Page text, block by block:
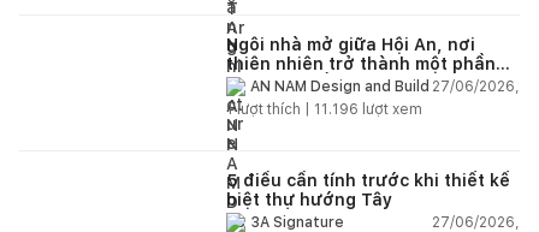
Ngôi nhà mở giữa Hội An, nơi
thiên nhiên trở thành một phần
của cuộc sống
AN NAM Design and Build 27/06/2026,
1lượt thích | 11.196 lượt xem
5 điều cần tính trước khi thiết kế
biệt thự hướng Tây
3A Signature
27/06/2026,